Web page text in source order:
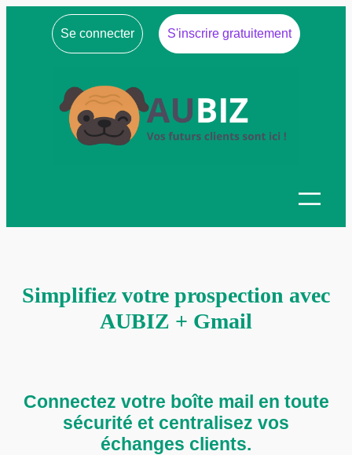
Se connecter S'inscrire gratuitement
Simplifiez votre prospection avec
AUBIZ + Gmail
Connectez votre boîte mail en toute
sécurité et centralisez vos
échanges clients.